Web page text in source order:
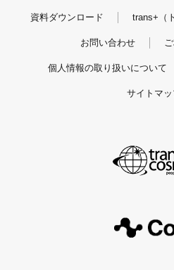
資料ダウンロード trans+（
お問い合わせ
個人情報の取り扱いについて
サイトマ